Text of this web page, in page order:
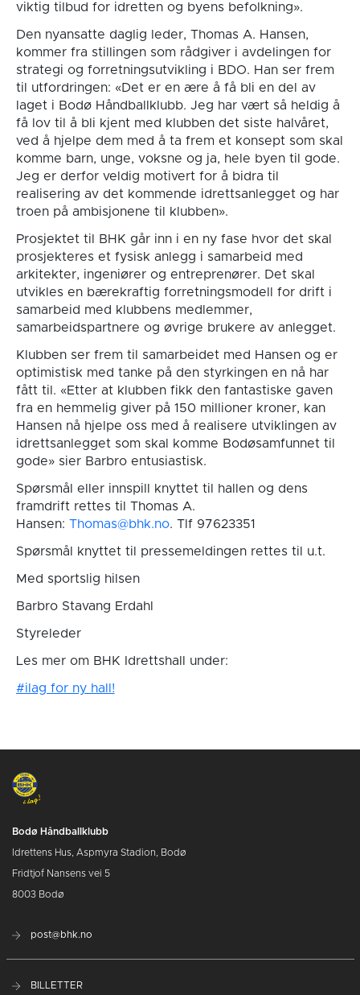
viktig tilbud for idretten og byens befolkning».
Den nyansatte daglig leder, Thomas A. Hansen,
kommer fra stillingen som rådgiver i avdelingen for
strategi og forretningsutvikling i BDO. Han ser frem
til utfordringen: «Det er en ære å få bli en del av
laget i Bodø Håndballklubb. Jeg har vært så heldig å
få lov til å bli kjent med klubben det siste halvåret,
ved å hjelpe dem med å ta frem et konsept som skal
komme barn, unge, voksne og ja, hele byen til gode.
Jeg er derfor veldig motivert for å bidra til
realisering av det kommende idrettsanlegget og har
troen på ambisjonene til klubben».
Prosjektet til BHK går inn i en ny fase hvor det skal
prosjekteres et fysisk anlegg i samarbeid med
arkitekter, ingeniører og entreprenører. Det skal
utvikles en bærekraftig forretningsmodell for drift i
samarbeid med klubbens medlemmer,
samarbeidspartnere og øvrige brukere av anlegget.
Klubben ser frem til samarbeidet med Hansen og er
optimistisk med tanke på den styrkingen en nå har
fått til. «Etter at klubben fikk den fantastiske gaven
fra en hemmelig giver på 150 millioner kroner, kan
Hansen nå hjelpe oss med å realisere utviklingen av
idrettsanlegget som skal komme Bodøsamfunnet til
gode» sier Barbro entusiastisk.
Spørsmål eller innspill knyttet til hallen og dens
framdrift rettes til Thomas A.
Hansen: Thomas@bhk.no. Tlf 97623351
Spørsmål knyttet til pressemeldingen rettes til u.t.
Med sportslig hilsen
Barbro Stavang Erdahl
Styreleder
Les mer om BHK Idrettshall under:
#ilag for ny hall!
Bodø Håndballklubb
Idrettens Hus, Aspmyra Stadion, Bodø
Fridtjof Nansens vei 5
8003 Bodø
post@bhk.no
BILLETTER